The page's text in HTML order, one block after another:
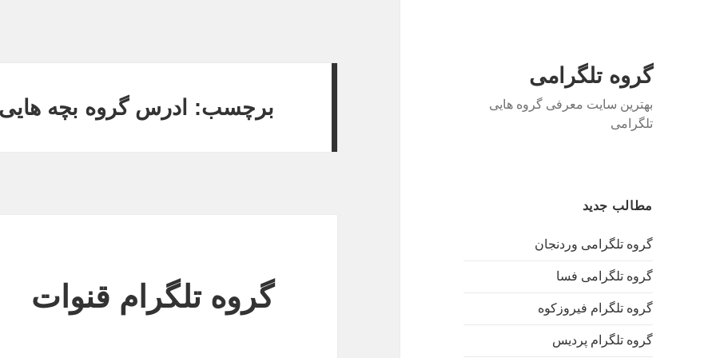
گروه تلگرامی
بهترین سایت معرفی گروه هایی
تلگرامی
مطالب جدید
گروه تلگرامی وردنجان
گروه تلگرامی فسا
گروه تلگرام فیروزکوه
گروه تلگرام پردیس
برچسب: ادرس گروه بچه
گروه تلگرام قنوات